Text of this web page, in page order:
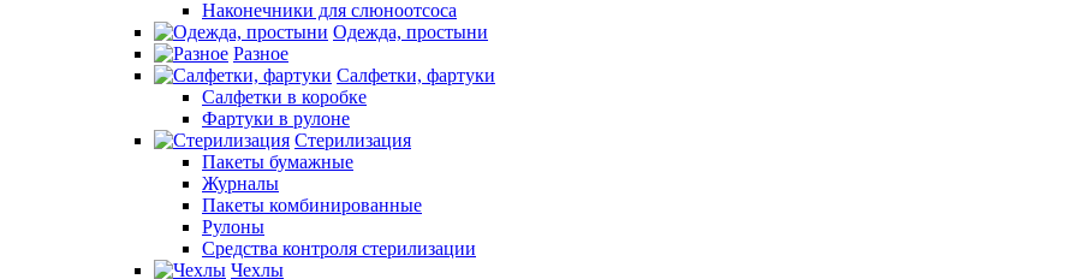
Наконечники для слюноотсоса
Одежда, простыни
Разное
Салфетки, фартуки
Салфетки в коробке
Фартуки в рулоне
Стерилизация
Пакеты бумажные
Журналы
Пакеты комбинированные
Рулоны
Средства контроля стерилизации
Чехлы